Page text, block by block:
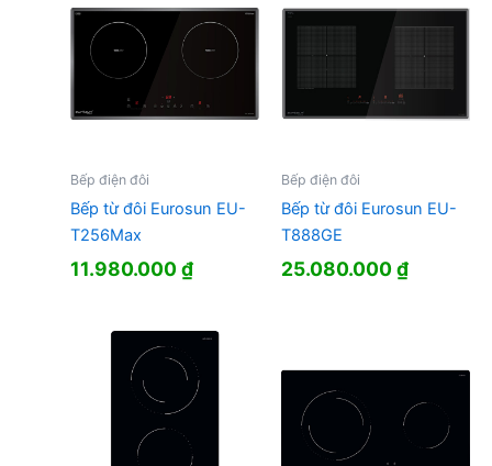
Bếp điện đôi
Bếp từ đôi Eurosun EU-
T256Max
11.980.000₫
Bếp điện đôi
Bếp từ đôi Eurosun EU-
T888GE
25.080.000₫